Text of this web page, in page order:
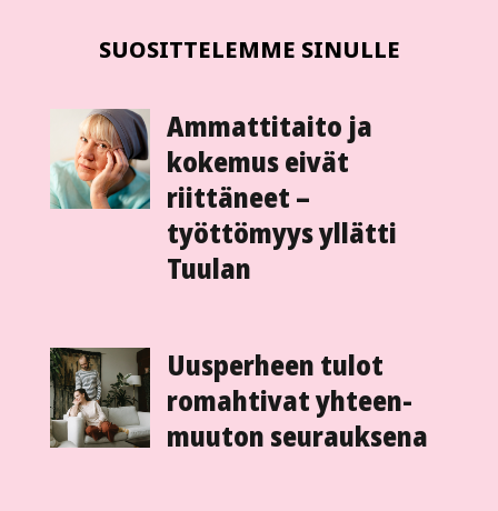
SUOSITTELEMME SINULLE
Ammattitaito ja
kokemus eivät
riittäneet –
työttömyys yllätti
Tuulan
Uusperheen tulot
romahtivat yhteen­
muuton seurauksena